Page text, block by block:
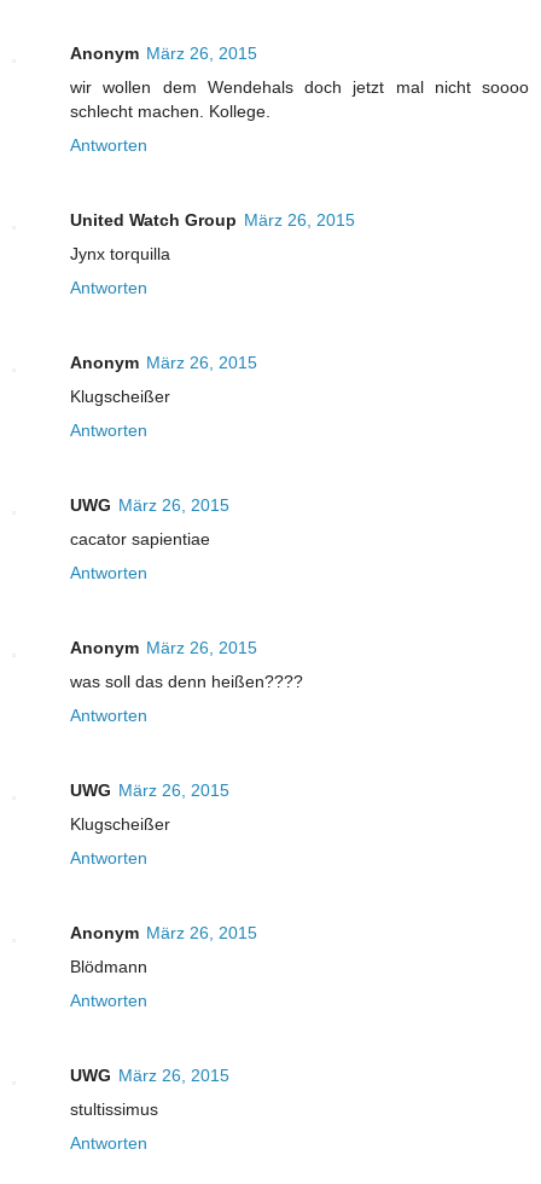
Anonym März 26, 2015
wir wollen dem Wendehals doch jetzt mal nicht soooo
schlecht machen. Kollege.
Antworten
United Watch Group März 26, 2015
Jynx torquilla
Antworten
Anonym März 26, 2015
Klugscheißer
Antworten
UWG März 26, 2015
cacator sapientiae
Antworten
Anonym März 26, 2015
was soll das denn heißen????
Antworten
UWG März 26, 2015
Klugscheißer
Antworten
Anonym März 26, 2015
Blödmann
Antworten
UWG März 26, 2015
stultissimus
Antworten